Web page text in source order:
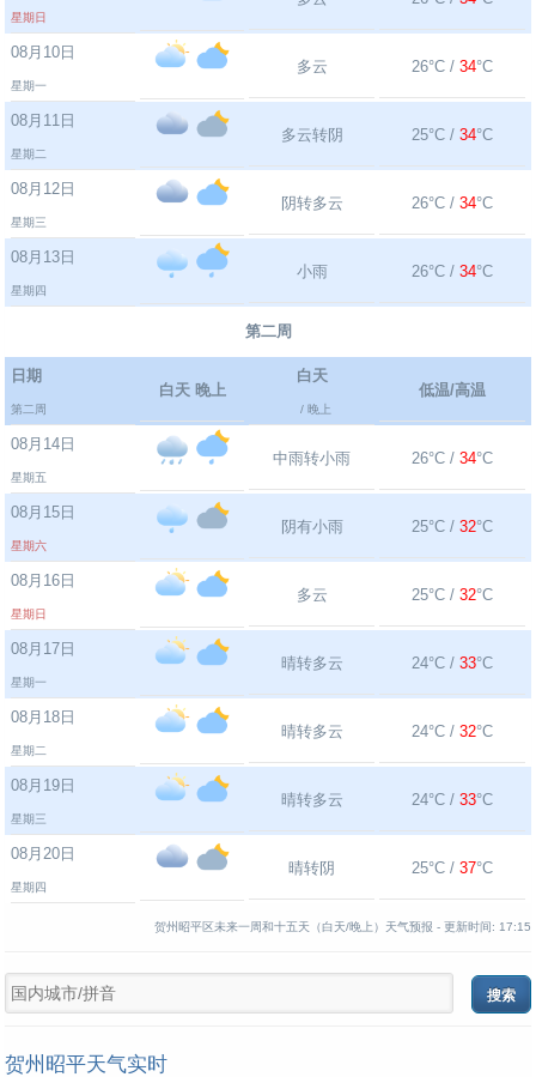
星期日
08月10日
星期一
多云 26°C / 34°C
08月11日
星期二
多云转阴 25°C / 34°C
08月12日
星期三
阴转多云 26°C / 34°C
08月13日
星期四
小雨 26°C / 34°C
第二周
日期
第二周
白天 晚上
白天
/ 晚上
低温/高温
08月14日
星期五
中雨转小雨 26°C / 34°C
08月15日
星期六
阴有小雨 25°C / 32°C
08月16日
星期日
多云 25°C / 32°C
08月17日
星期一
晴转多云 24°C / 33°C
08月18日
星期二
晴转多云 24°C / 32°C
08月19日
星期三
晴转多云 24°C / 33°C
08月20日
星期四
晴转阴 25°C / 37°C
贺州昭平区未来一周和十五天（白天/晚上）天气预报 - 更新时间: 17:15
贺州昭平天气实时